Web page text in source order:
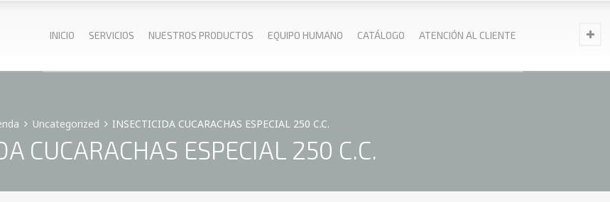
INICIO SERVICIOS NUESTROS PRODUCTOS EQUIPO HUMANO CATÁLOGO ATENCIÓN AL CLIENTE
Uncategorized INSECTICIDA CUCARACHAS ESPECIAL 250 C.C.
CUCARACHAS ESPECIAL 250 C.C.